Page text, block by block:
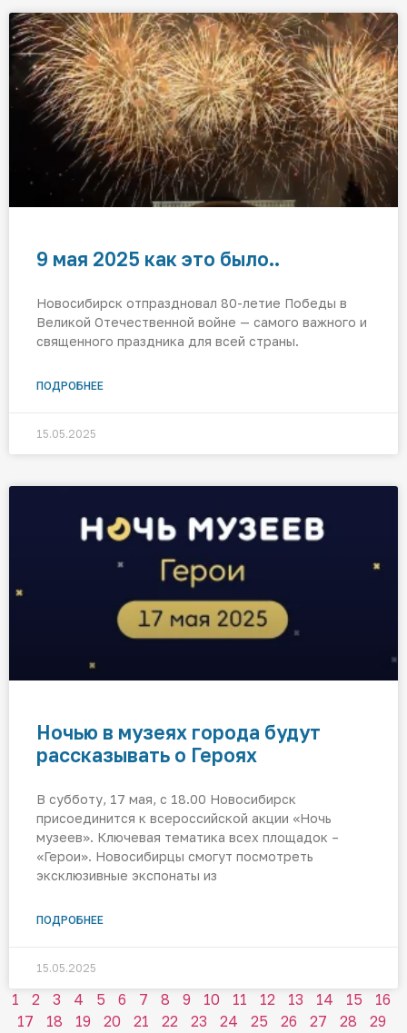
9 мая 2025 как это было..
Новосибирск отпраздновал 80-летие Победы в
Великой Отечественной войне — самого важного и
священного праздника для всей страны.
ПОДРОБНЕЕ
15.05.2025
Ночью в музеях города будут
рассказывать о Героях
В субботу, 17 мая, с 18.00 Новосибирск
присоединится к всероссийской акции «Ночь
музеев». Ключевая тематика всех площадок –
«Герои». Новосибирцы смогут посмотреть
эксклюзивные экспонаты из
ПОДРОБНЕЕ
15.05.2025
1 2 3 4 5 6 7 8 9 10 11 12 13 14 15
16
17
18 19 20 21 22 23 24 25 26 27 28
29